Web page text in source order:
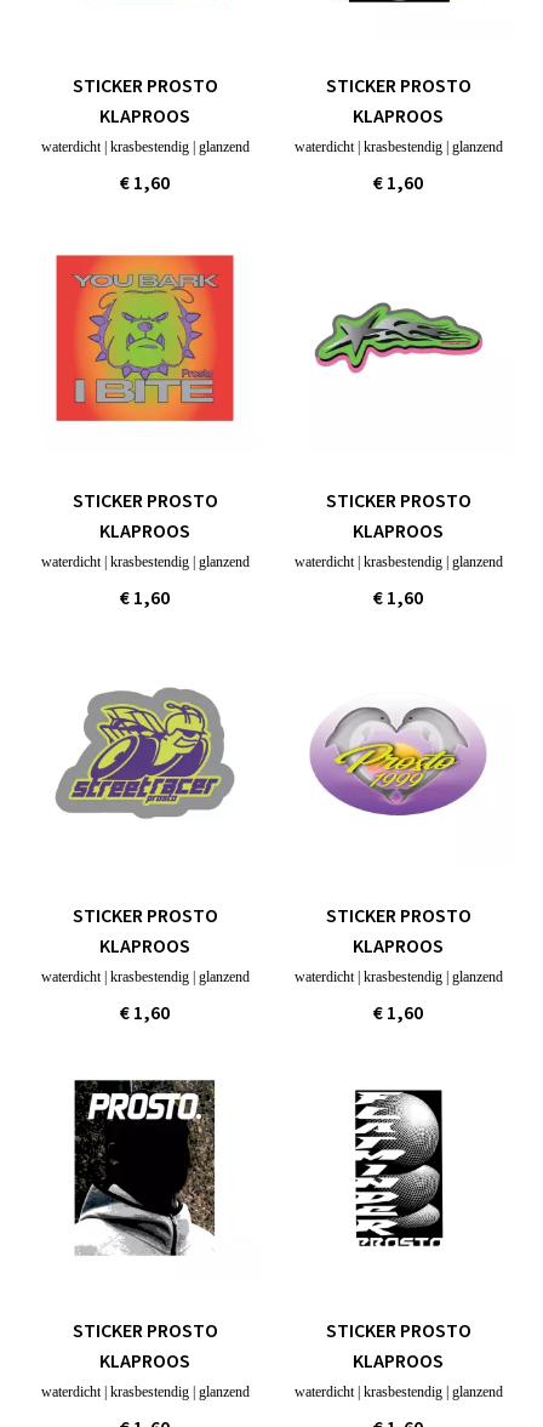
STICKER PROSTO
KLAPROOS
waterdicht | krasbestendig | glanzend
€ 1,60
STICKER PROSTO
KLAPROOS
waterdicht | krasbestendig | glanzend
€ 1,60
STICKER PROSTO
KLAPROOS
waterdicht | krasbestendig | glanzend
€ 1,60
STICKER PROSTO
KLAPROOS
waterdicht | krasbestendig | glanzend
€ 1,60
STICKER PROSTO
KLAPROOS
waterdicht | krasbestendig | glanzend
€ 1,60
STICKER PROSTO
KLAPROOS
waterdicht | krasbestendig | glanzend
€ 1,60
STICKER PROSTO
KLAPROOS
waterdicht | krasbestendig | glanzend
STICKER PROSTO
KLAPROOS
waterdicht | krasbestendig | glanzend